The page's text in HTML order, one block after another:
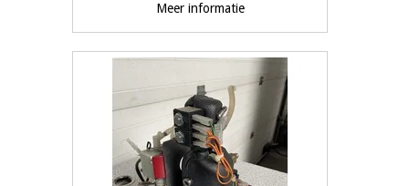
Meer informatie